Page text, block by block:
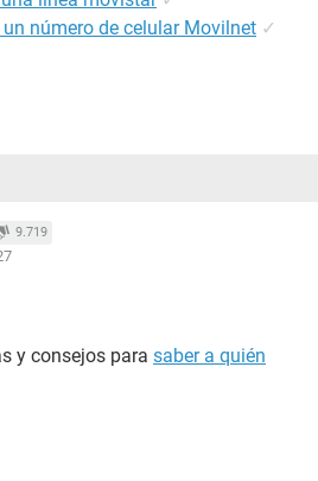
número de celular Movilnet ✓
9.719
y consejos para saber a quién